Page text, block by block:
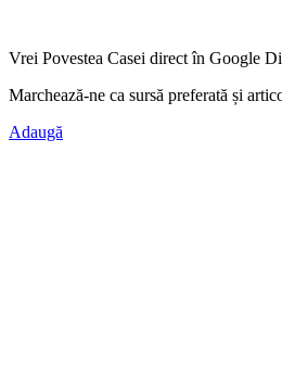
Vrei Povestea Casei direct în Google
Marchează-ne ca sursă preferată și
Adaugă